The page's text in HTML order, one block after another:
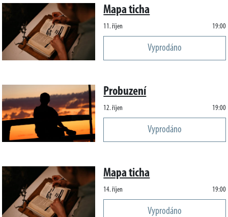
Mapa ticha
11. říjen 19:00
Vyprodáno
Probuzení
12. říjen 19:00
Vyprodáno
Mapa ticha
14. říjen 19:00
Vyprodáno